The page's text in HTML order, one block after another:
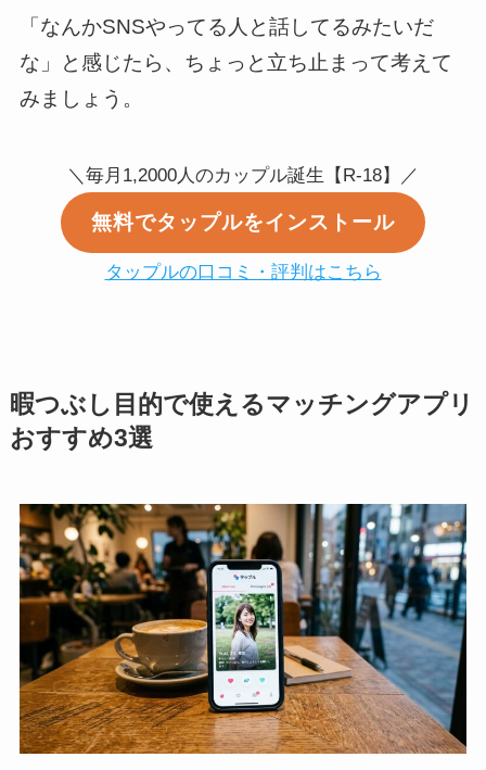
「なんかSNSやってる人と話してるみたいだ
な」と感じたら、ちょっと立ち止まって考えて
みましょう。
＼毎月1,2000人のカップル誕生【R-18】／
無料でタップルをインストール
タップルの口コミ・評判はこちら
暇つぶし目的で使えるマッチングアプリ
おすすめ3選